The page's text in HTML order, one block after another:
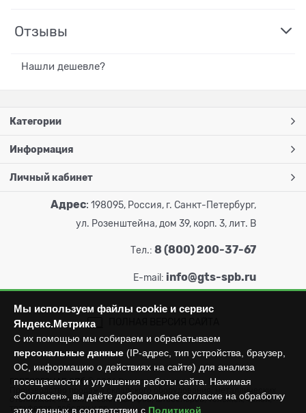
Отзывы
Нашли дешевле?
Категории
Информация
Личный кабинет
Адрес: 198095, Россия, г. Санкт-Петербург,
ул. Розенштейна, дом 39, корп. 3, лит. В
Тел.: 8 (800) 200-37-67
E-mail: info@gts-spb.ru
ГОРТОРГСНАБ СПб © 2026Все права защищены.
Производство продажа складского оборудования: металлических
стеллажей, металлических шкафов, штабелеров, тележек, талей,
тельферов, лебедок и пр.
Мы используем файлы cookie и сервис
Яндекс.Метрика
С их помощью мы собираем и обрабатываем
персональные данные (IP-адрес, тип устройства, браузер,
ОС, информацию о действиях на сайте) для анализа
посещаемости и улучшения работы сайта. Нажимая
«Согласен», вы даёте добровольное согласие на обработку
этих данных в соответствии с Политикой